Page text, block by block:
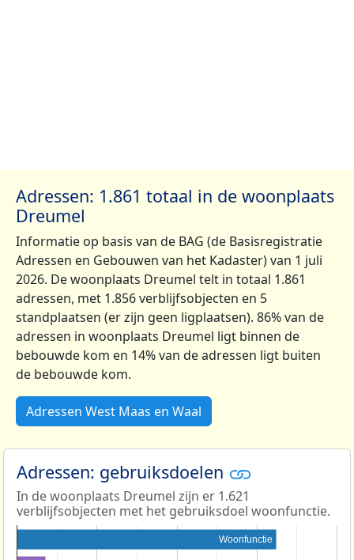
Adressen: 1.861 totaal in de woonplaats
Dreumel
Informatie op basis van de BAG (de Basisregistratie
Adressen en Gebouwen van het Kadaster) van 1 juli
2026. De woonplaats Dreumel telt in totaal 1.861
adressen, met 1.856 verblijfsobjecten en 5
standplaatsen (er zijn geen ligplaatsen). 86% van de
adressen in woonplaats Dreumel ligt binnen de
bebouwde kom en 14% van de adressen ligt buiten
de bebouwde kom.
Adressen West Maas en Waal
Adressen: gebruiksdoelen
In de woonplaats Dreumel zijn er 1.621
verblijfsobjecten met het gebruiksdoel woonfunctie.
Woonfunctie